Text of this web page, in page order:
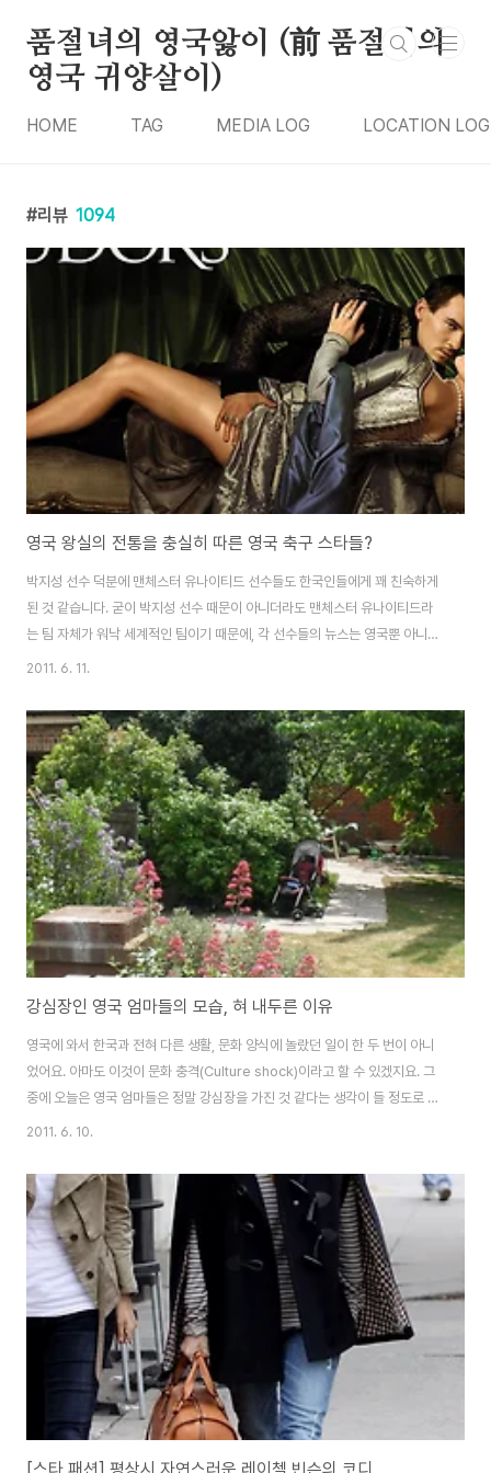
품절녀의 영국앓이 (前 품절녀의
영국 귀양살이)
HOME TAG MEDIA LOG LOCATION LOG
리뷰 1094
영국 왕실의 전통을 충실히 따른 영국 축구 스타들?
박지성 선수 덕분에 맨체스터 유나이티드 선수들도 한국인들에게 꽤 친숙하게
된 것 같습니다. 굳이 박지성 선수 때문이 아니더라도 맨체스터 유나이티드라
는 팀 자체가 워낙 세계적인 팀이기 때문에, 각 선수들의 뉴스는 영국뿐 아니라
전 세계 사람들의 이목을 끌기 충분한 것 같아요. 성실한 이미지로 그 동안 우리
그런데 영국 축구선수들의 바람기는 비단 어제 오늘 이야기만은 아닌 것 같습
니다. 첼시의 선수이자 잉글랜드 대표팀 주장이었던 존 테리, 장신 스트라이커
피터 크라우치, 잉글랜드 축구의 아이콘 데이빗 베컴, 그리고 최근 모발 이식 수
술로 사람들의 이목을 끈 웨인 루니까지… 사실 영국 남자들의 바람은 오랜~
전통을 가지고 있는 것 같..
2011. 6. 11.
강심장인 영국 엄마들의 모습, 혀 내두른 이유
영국에 와서 한국과 전혀 다른 생활, 문화 양식에 놀랐던 일이 한 두 번이 아니
었어요. 아마도 이것이 문화 충격(Culture shock)이라고 할 수 있겠지요. 그
중에 오늘은 영국 엄마들은 정말 강심장을 가진 것 같다는 생각이 들 정도로 체
력적으로 정신적으로 참 강하다는 인상을 지울 수가 없어요. 한국 엄마들과는
요? 강심장인 영국 엄마들의 출산 후 모습 영국 엄마들은 출산 후 약 몇 시간 뒤
면 (산모와 아이에게 문제가 없는 경우) 샤워를 하고, 준비된 차와 비스킷을 먹
고 아이와 함께 건강한 모습으로 걸어서 퇴원을 합니다. 이런 영국의 출산 문화
로 인해, 한국 엄마들은 적지 않게 당황을 하는 경우가 많다고 해요. 제가 아는
사..
2011. 6. 10.